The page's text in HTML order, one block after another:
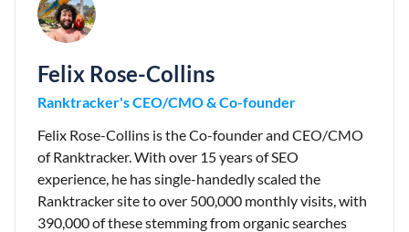
Felix Rose-Collins
Ranktracker's CEO/CMO & Co-founder
Felix Rose-Collins is the Co-founder and CEO/CMO
of Ranktracker. With over 15 years of SEO
experience, he has single-handedly scaled the
Ranktracker site to over 500,000 monthly visits, with
390,000 of these stemming from organic searches